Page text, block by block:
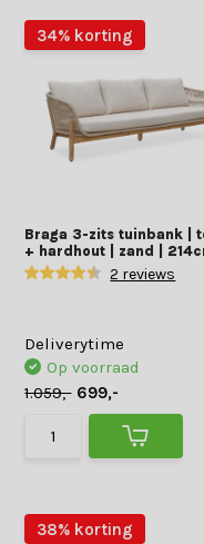
34% korting
Braga 3-zits tuinbank |
+ hardhout | zand |
2 reviews
Deliverytime
Op voorraad
1.059,- 699,-
38% korting